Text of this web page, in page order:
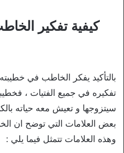
كيفية تفكير
بالتأكيد يفكر الخاطب في
تفكيره في جميع الفتيات ،
سيتزوجها و تعيش معه حياته
بعض العلامات التي توضح ان
وهذه العلامات تتمثل فيما يلي :